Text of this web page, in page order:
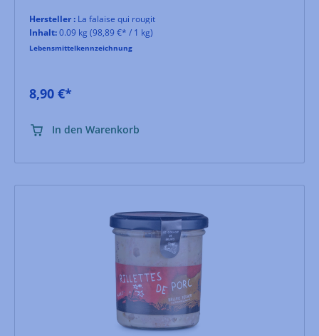
Hersteller : La falaise qui rougit
Inhalt:0.09 kg (98,89 €* / 1 kg)
Lebensmittelkennzeichnung
8,90 €*
In den Warenkorb